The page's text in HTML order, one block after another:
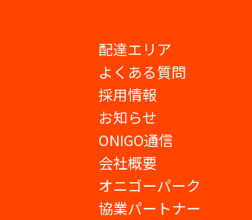
配達エリア
よくある質問
採用情報
お知らせ
ONIGO通信
会社概要
オニゴーパーク
協業パートナー